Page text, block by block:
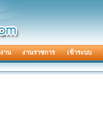
งาน งานราชการ เข้าระบบ